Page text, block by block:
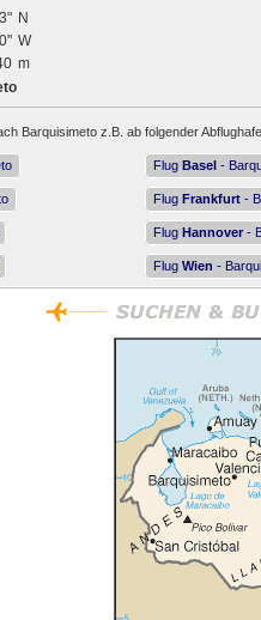
N
W
m
Barquisimeto z.B. ab folgender
Flug Basel -
Flug Frankfurt -
Flug Hannover -
Flug Wien -